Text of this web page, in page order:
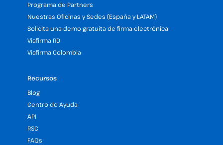
Programa de Partners
Nuestras Oficinas y Sedes (España y LATAM)
Solicita una demo gratuita de firma electrónica
Viafirma RD
Viafirma Colombia
Recursos
Blog
Centro de Ayuda
API
RSC
FAQs